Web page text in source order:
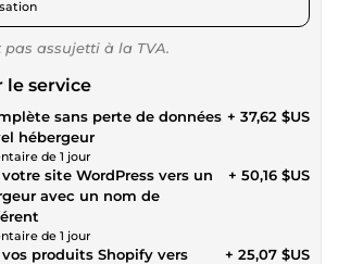
pas assujetti à la TVA.
le service
sans perte de données
hébergeur
de 1 jour
+ 37,62 $US
site WordPress vers un
avec un nom de
de 1 jour
+ 50,16 $US
produits Shopify vers
+ 25,07 $US